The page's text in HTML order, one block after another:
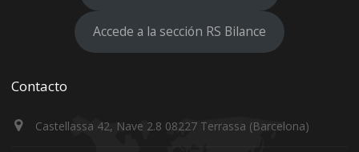
Accede a la sección RS Bilance
Contacto
Castellassa 42, Nave 2.8 08227 Terrassa (Barcelona)